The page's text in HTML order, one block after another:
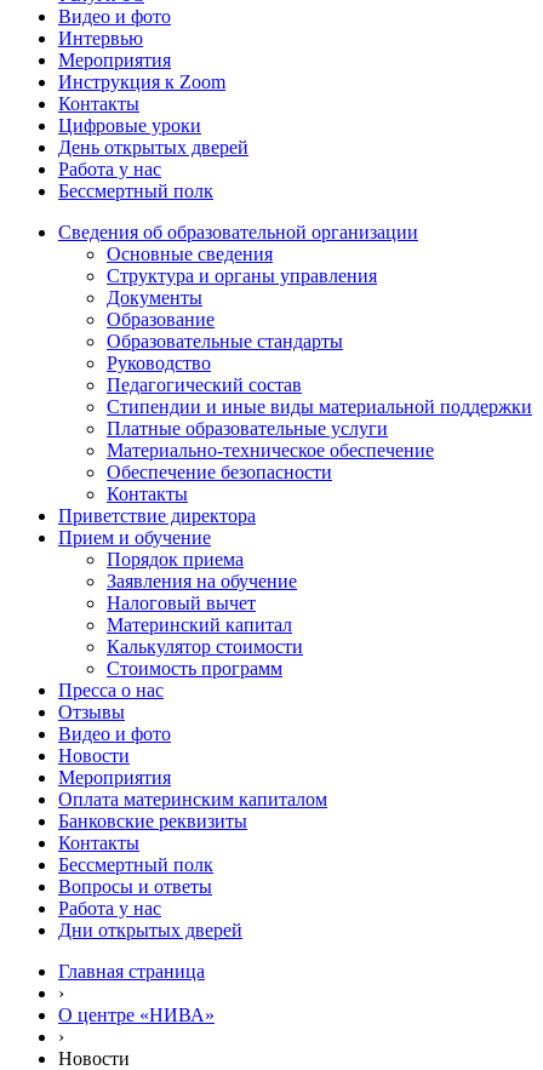
Видео и фото
Интервью
Мероприятия
Инструкция к Zoom
Контакты
Цифровые уроки
День открытых дверей
Работа у нас
Бессмертный полк
Сведения об образовательной организации
Основные сведения
Структура и органы управления
Документы
Образование
Образовательные стандарты
Руководство
Педагогический состав
Стипендии и иные виды материальной поддержки
Платные образовательные услуги
Материально-техническое обеспечение
Обеспечение безопасности
Контакты
Приветствие директора
Прием и обучение
Порядок приема
Заявления на обучение
Налоговый вычет
Материнский капитал
Калькулятор стоимости
Стоимость программ
Пресса о нас
Отзывы
Видео и фото
Новости
Мероприятия
Оплата материнским капиталом
Банковские реквизиты
Контакты
Бессмертный полк
Вопросы и ответы
Работа у нас
Дни открытых дверей
Главная страница
›
О центре «НИВА»
›
Новости